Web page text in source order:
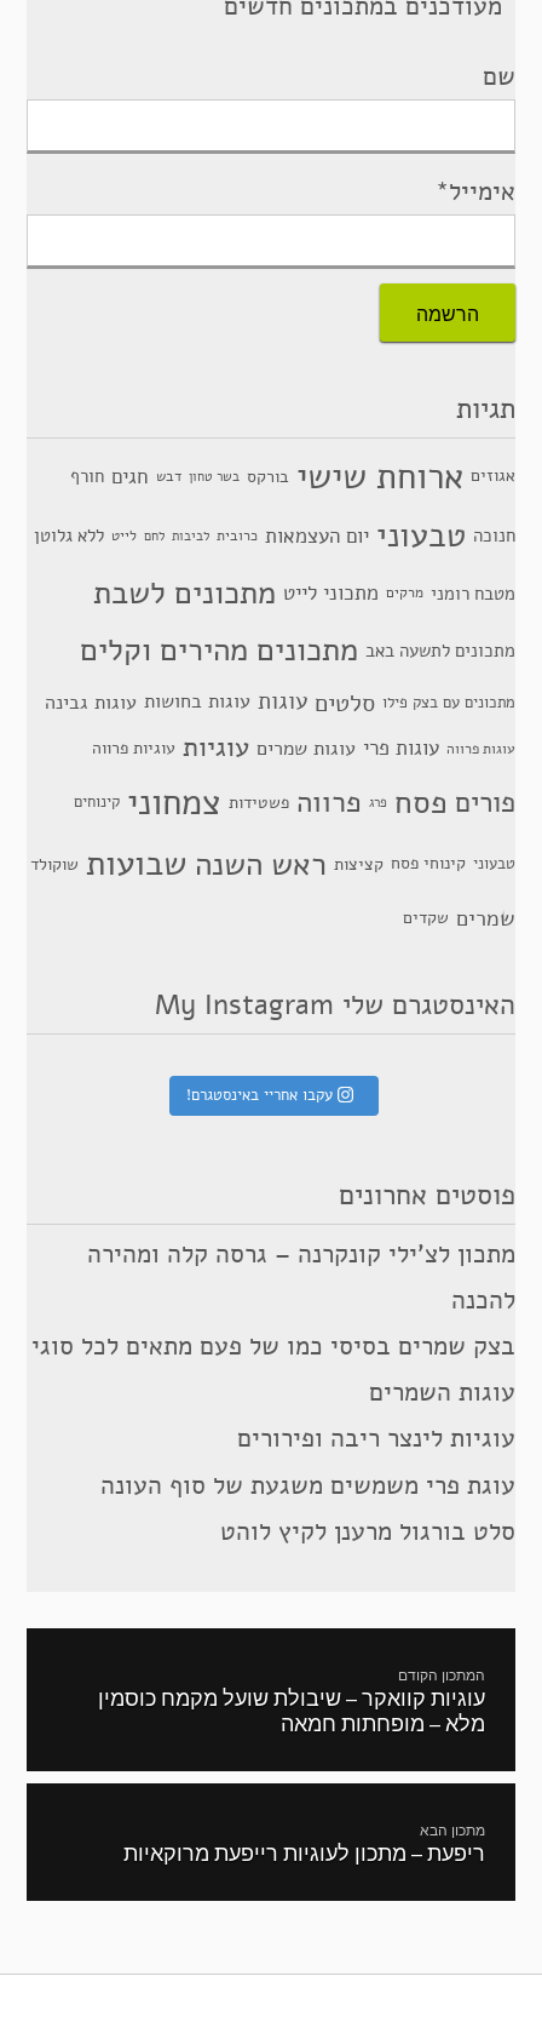
שם
אימייל*
תגיות
אגוזים ארוחת שישי בורקס בשר טחון דבש חגים חורף
חנוכה טבעוני יום העצמאות כרובית לביבות לחם לייט ללא גלוטן
מטבח רומני מרקים מתכוני לייט מתכונים לשבת
מתכונים לתשעה באב מתכונים מהירים וקלים
מתכונים עם בצק פילו סלטים עוגות עוגות בחושות עוגות גבינה
עוגות פרווה עוגות פרי עוגות שמרים עוגיות עוגיות פרווה
פורים פסח פרג פרווה פשטידות צמחוני קינוחים
טבעוני קינוחי פסח קציצות ראש השנה שבועות שוקולד
שמרים שקדים
האינסטגרם שלי My Instagram
עקבו אחריי באינסטגרם!
פוסטים אחרונים
מתכון לצ’ילי קונקרנה – גרסה קלה ומהירה
להכנה
בצק שמרים בסיסי כמו של פעם מתאים לכל סוגי
עוגות השמרים
עוגיות לינצר ריבה ופירורים
עוגת פרי משמשים משגעת של סוף העונה
סלט בורגול מרענן לקיץ לוהט
המתכון הקודם
מתכון
קודם:
עוגיות קוואקר – שיבולת שועל מקמח כוסמין
מלא – מופחתות חמאה
מתכון הבא
המתכון
ריפעת – מתכון לעוגיות רייפעת מרוקאיות